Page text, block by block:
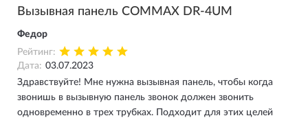
Вызывная панель COMMAX DR-4UM
Федор
Рейтинг:
Дата: 03.07.2023
Здравствуйте! Мне нужна вызывная панель, чтобы когда
звонишь в вызывную панель звонок должен звонить
одновременно в трех трубках. Подходит для этих целей